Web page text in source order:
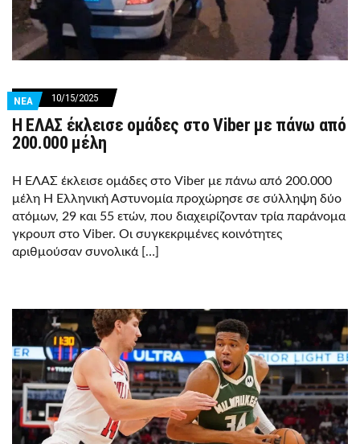
ΝΕΑ 10/15/2025
Η ΕΛΑΣ έκλεισε ομάδες στο Viber με πάνω από
200.000 μέλη
Η ΕΛΑΣ έκλεισε ομάδες στο Viber με πάνω από 200.000
μέλη Η Ελληνική Αστυνομία προχώρησε σε σύλληψη δύο
ατόμων, 29 και 55 ετών, που διαχειρίζονταν τρία παράνομα
γκρουπ στο Viber. Οι συγκεκριμένες κοινότητες
αριθμούσαν συνολικά […]